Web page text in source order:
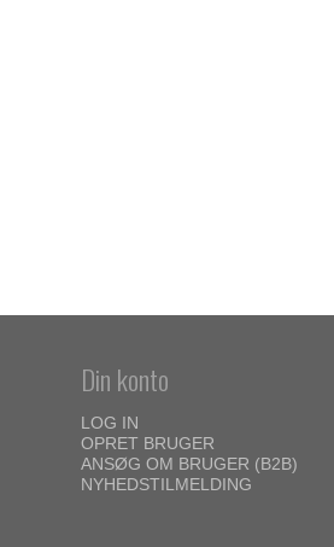
Din konto
LOG IN
OPRET BRUGER
ANSØG OM BRUGER (B2B)
NYHEDSTILMELDING